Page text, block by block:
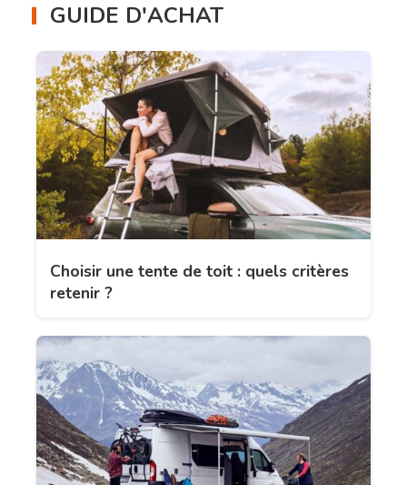
GUIDE D'ACHAT
Choisir une tente de toit : quels critères
retenir ?